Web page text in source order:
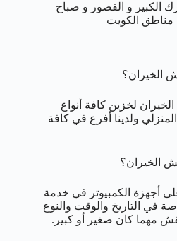
الكبير و القصور و صباح
مناطق الكويت
الخيران؟
لخزين كافة أنواع
ولدينا أفرع في كافة
الخيران؟
أجهزة الكمبيوتر في خدمة
في التاريخ والوقت والنوع
مهما كان صغير أو كبير.